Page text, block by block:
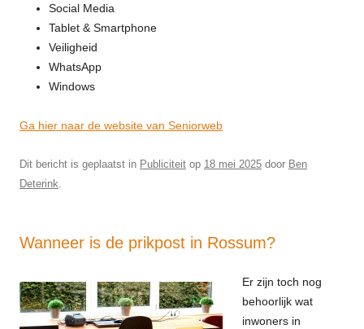
Social Media
Tablet & Smartphone
Veiligheid
WhatsApp
Windows
Ga hier naar de website van Seniorweb
Dit bericht is geplaatst in Publiciteit op 18 mei 2025 door Ben
Deterink.
Wanneer is de prikpost in Rossum?
Er zijn toch nog
behoorlijk wat
inwoners in